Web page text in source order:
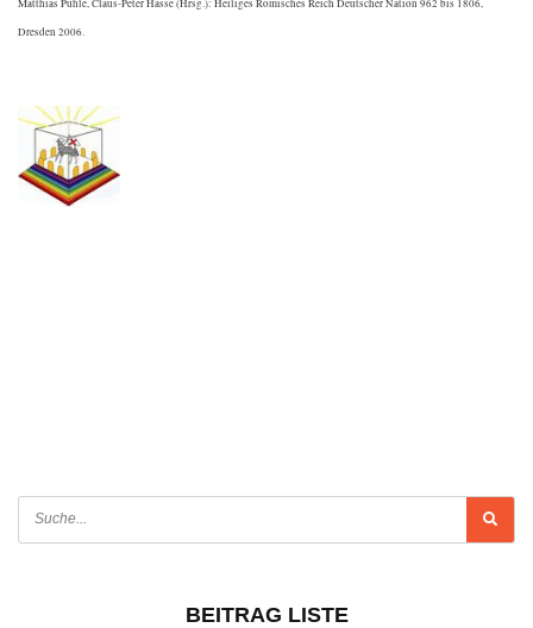
Matthias Puhle, Claus-Peter Hasse (Hrsg.): Heiliges Römisches Reich Deutscher Nation 962 bis 1806,
Dresden 2006.
BEITRAG LISTE